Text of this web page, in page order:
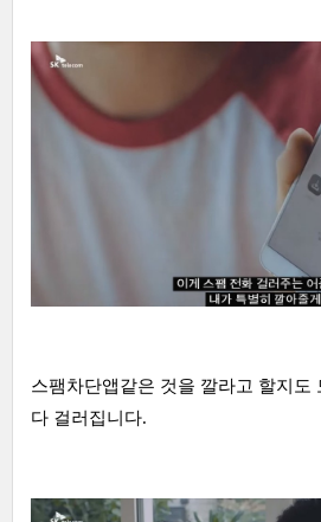
스팸차단앱같은 것을 깔라고 할지도
다 걸러집니다.